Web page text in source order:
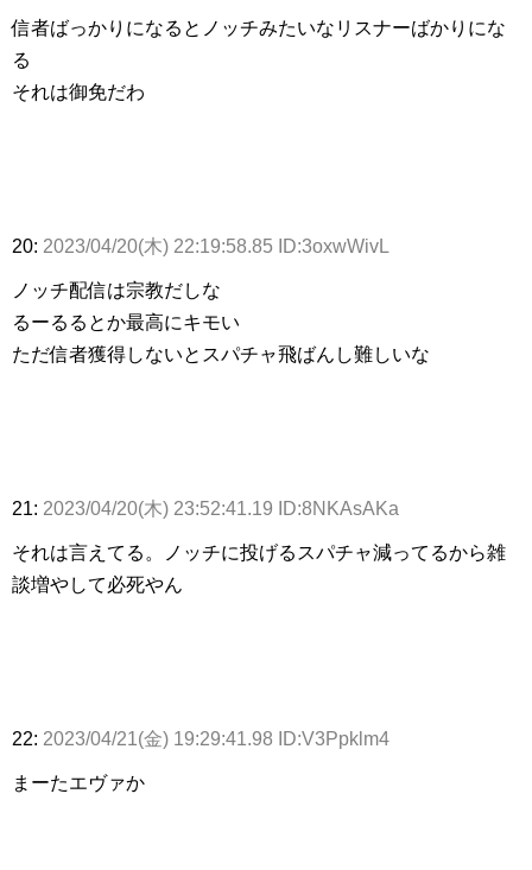
信者ばっかりになるとノッチみたいなリスナーばかりにな
る
それは御免だわ
20: 2023/04/20(木) 22:19:58.85 ID:3oxwWivL
ノッチ配信は宗教だしな
るーるるとか最高にキモい
ただ信者獲得しないとスパチャ飛ばんし難しいな
21: 2023/04/20(木) 23:52:41.19 ID:8NKAsAKa
それは言えてる。ノッチに投げるスパチャ減ってるから雑
談増やして必死やん
22: 2023/04/21(金) 19:29:41.98 ID:V3Ppklm4
まーたエヴァか